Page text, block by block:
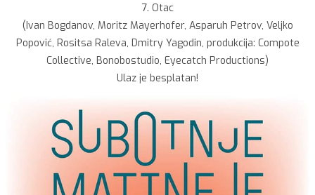
7. Otac
(Ivan Bogdanov, Moritz Mayerhofer, Asparuh Petrov, Veljko
Popović, Rositsa Raleva, Dmitry Yagodin, produkcija: Compote
Collective, Bonobostudio, Eyecatch Productions)
Ulaz je besplatan!